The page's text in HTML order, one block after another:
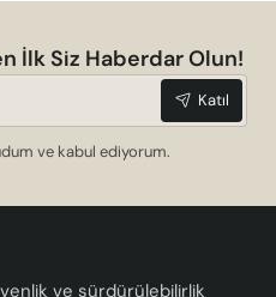
İlk Siz Haberdar Olun!
Katıl
ve kabul ediyorum.
ve sürdürülebilirlik